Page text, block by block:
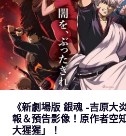
《新劇場版 銀魂 -吉原大
報＆預告影像！原作者空
大猩猩」！